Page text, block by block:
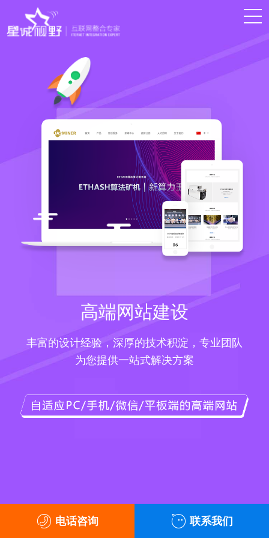
高端网站建设
丰富的设计经验，深厚的技术积淀，专业团队
为您提供一站式解决方案
电话咨询 联系我们